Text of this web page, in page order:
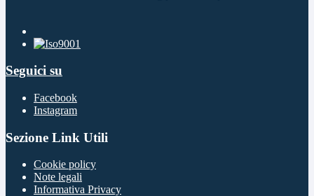
Seguici su
Facebook
Instagram
Sezione Link Utili
Cookie policy
Note legali
Informativa Privacy